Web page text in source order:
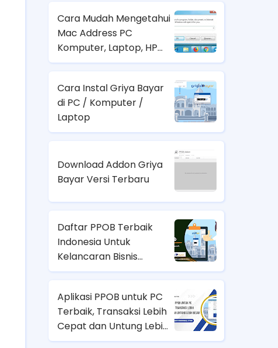
Cara Mudah Mengetahui
Mac Address PC
Komputer, Laptop, HP
Android atau Tablet
Cara Instal Griya Bayar
di PC / Komputer /
Laptop
Download Addon Griya
Bayar Versi Terbaru
Daftar PPOB Terbaik
Indonesia Untuk
Kelancaran Bisnis
Pembayaran
Aplikasi PPOB untuk PC
Terbaik, Transaksi Lebih
Cepat dan Untung Lebih
Besar